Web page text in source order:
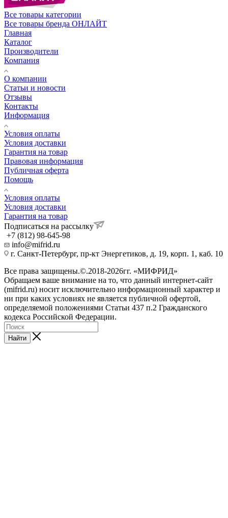
Все товары категории
Все товары бренда ОНЛАЙТ
Главная
Каталог
Производители
Компания
О компании
Статьи и новости
Отзывы
Контакты
Информация
Условия оплаты
Условия доставки
Гарантия на товар
Правовая информация
Публичная оферта
Помощь
Условия оплаты
Условия доставки
Гарантия на товар
Подписаться на рассылку
+7 (812) 98-645-98
info@mifrid.ru
г. Санкт-Петербург, пр-кт Энергетиков, д. 19, корп. 1, каб. 10
Все права защищены.©.2018-2026гг. «МИФРИД»
Обращаем ваше внимание на то, что данный интернет-сайт
(mifrid.ru) носит исключительно информационный характер и
ни при каких условиях не является публичной офертой,
определяемой положениями Статьи 437 п.2 Гражданского
кодекса Российской Федерации.
Найти